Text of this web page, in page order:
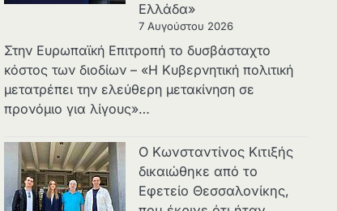
Ελλάδα»
7 Αυγούστου 2026
Στην Ευρωπαϊκή Επιτροπή το δυσβάσταχτο
κόστος των διοδίων – «Η Κυβερνητική πολιτική
μετατρέπει την ελεύθερη μετακίνηση σε
προνόμιο για λίγους»…
Ο Κωνσταντίνος Κιτιξής
δικαιώθηκε από το
Εφετείο Θεσσαλονίκης,